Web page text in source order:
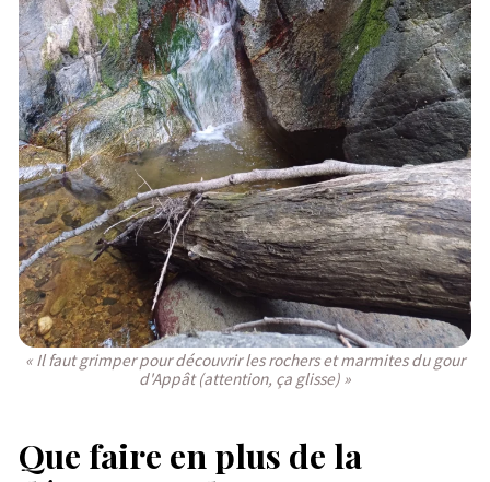
« Il faut grimper pour découvrir les rochers et marmites du gour
d'Appât (attention, ça glisse) »
Que faire en plus de la